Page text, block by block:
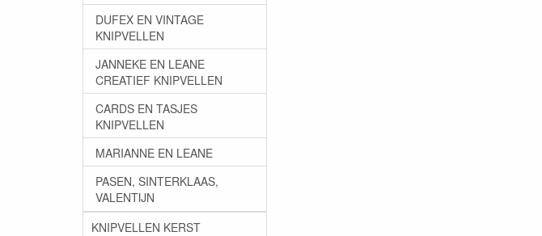
DUFEX EN VINTAGE
KNIPVELLEN
JANNEKE EN LEANE
CREATIEF KNIPVELLEN
CARDS EN TASJES
KNIPVELLEN
MARIANNE EN LEANE
PASEN, SINTERKLAAS,
VALENTIJN
KNIPVELLEN KERST